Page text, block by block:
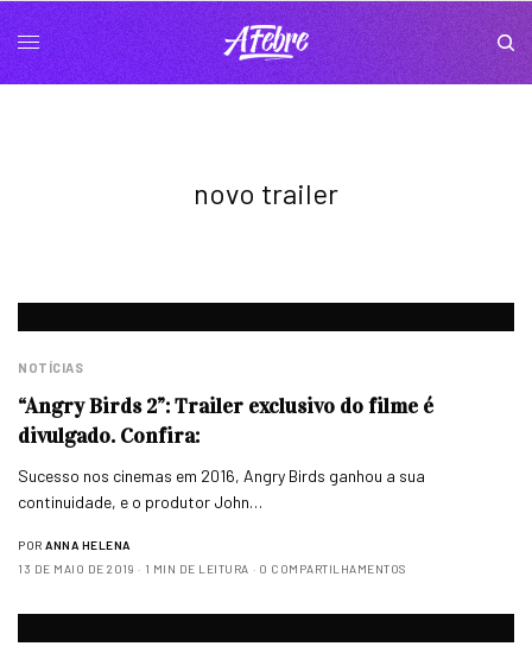
novo trailer
NOTÍCIAS
“Angry Birds 2”: Trailer exclusivo do filme é
divulgado. Confira:
Sucesso nos cinemas em 2016, Angry Birds ganhou a sua
continuidade, e o produtor John…
POR ANNA HELENA
13 DE MAIO DE 2019
1 MIN DE LEITURA 0 COMPARTILHAMENTOS